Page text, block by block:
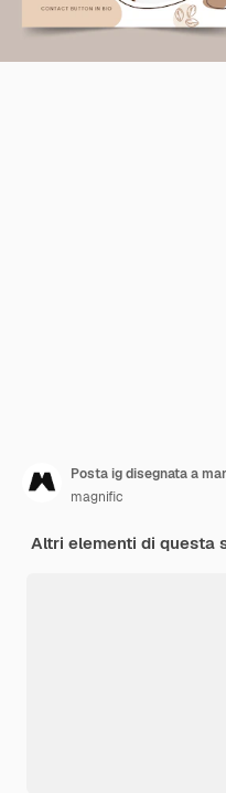
Posta ig disegnata a
magnific
Altri elementi di questa